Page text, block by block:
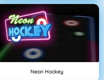
Neon Hockey